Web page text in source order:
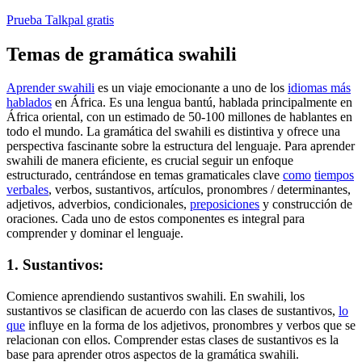
Prueba Talkpal gratis
Temas de gramática swahili
Aprender swahili es un viaje emocionante a uno de los idiomas más
hablados en África. Es una lengua bantú, hablada principalmente en
África oriental, con un estimado de 50-100 millones de hablantes en
todo el mundo. La gramática del swahili es distintiva y ofrece una
perspectiva fascinante sobre la estructura del lenguaje. Para aprender
swahili de manera eficiente, es crucial seguir un enfoque
estructurado, centrándose en temas gramaticales clave como tiempos
verbales, verbos, sustantivos, artículos, pronombres / determinantes,
adjetivos, adverbios, condicionales, preposiciones y construcción de
oraciones. Cada uno de estos componentes es integral para
comprender y dominar el lenguaje.
1. Sustantivos:
Comience aprendiendo sustantivos swahili. En swahili, los
sustantivos se clasifican de acuerdo con las clases de sustantivos, lo
que influye en la forma de los adjetivos, pronombres y verbos que se
relacionan con ellos. Comprender estas clases de sustantivos es la
base para aprender otros aspectos de la gramática swahili.